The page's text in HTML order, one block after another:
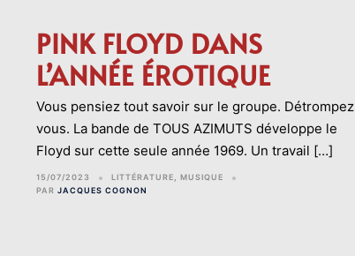
PINK FLOYD DANS
L’ANNÉE ÉROTIQUE
Vous pensiez tout savoir sur le groupe. Détrompez
vous. La bande de TOUS AZIMUTS développe le
Floyd sur cette seule année 1969. Un travail […]
15/07/2023 LITTÉRATURE
MUSIQUE
PAR JACQUES COGNON